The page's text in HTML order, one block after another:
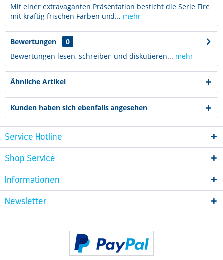
Mit einer extravaganten Präsentation besticht die Serie Fire
mit kräftig frischen Farben und... mehr
Bewertungen
0
Bewertungen lesen, schreiben und diskutieren... mehr
Ähnliche Artikel
Kunden haben sich ebenfalls angesehen
Service Hotline
Shop Service
Informationen
Newsletter